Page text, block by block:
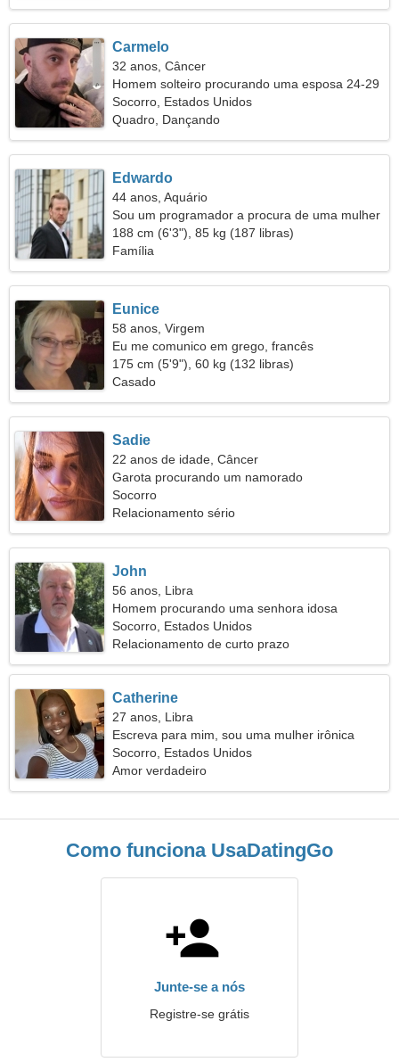
Carmelo
32 anos, Câncer
Homem solteiro procurando uma esposa 24-29
Socorro, Estados Unidos
Quadro, Dançando
Edwardo
44 anos, Aquário
Sou um programador a procura de uma mulher
emocional
188 cm (6'3"), 85 kg (187 libras)
Família
Eunice
58 anos, Virgem
Eu me comunico em grego, francês
175 cm (5'9"), 60 kg (132 libras)
Casado
Sadie
22 anos de idade, Câncer
Garota procurando um namorado
Socorro
Relacionamento sério
John
56 anos, Libra
Homem procurando uma senhora idosa
Socorro, Estados Unidos
Relacionamento de curto prazo
Catherine
27 anos, Libra
Escreva para mim, sou uma mulher irônica
Socorro, Estados Unidos
Amor verdadeiro
Como funciona UsaDatingGo
Junte-se a nós
Registre-se grátis